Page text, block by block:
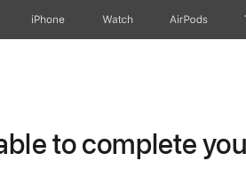
iPhone Watch AirPods
to complete